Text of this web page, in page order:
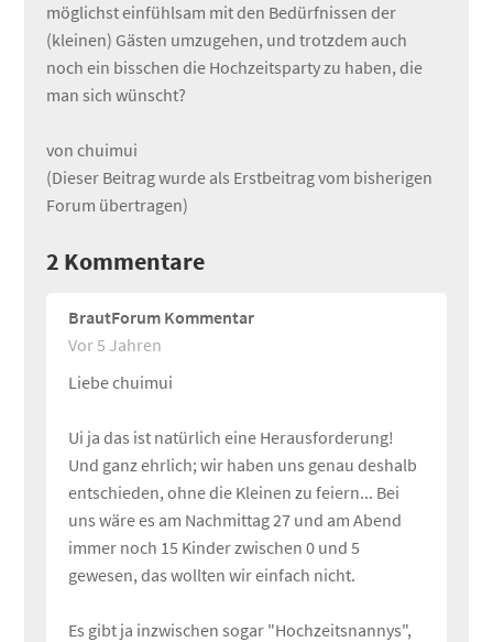
möglichst einfühlsam mit den Bedürfnissen der
(kleinen) Gästen umzugehen, und trotzdem auch
noch ein bisschen die Hochzeitsparty zu haben, die
man sich wünscht?
von chuimui
(Dieser Beitrag wurde als Erstbeitrag vom bisherigen
Forum übertragen)
2 Kommentare
BrautForum Kommentar
Vor 5 Jahren
Liebe chuimui
Ui ja das ist natürlich eine Herausforderung!
Und ganz ehrlich; wir haben uns genau deshalb
entschieden, ohne die Kleinen zu feiern... Bei
uns wäre es am Nachmittag 27 und am Abend
immer noch 15 Kinder zwischen 0 und 5
gewesen, das wollten wir einfach nicht.
Es gibt ja inzwischen sogar "Hochzeitsnannys",